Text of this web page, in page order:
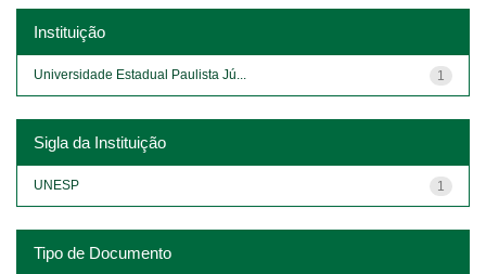
Instituição
1
Universidade Estadual Paulista Jú...
Sigla da Instituição
1
UNESP
Tipo de Documento